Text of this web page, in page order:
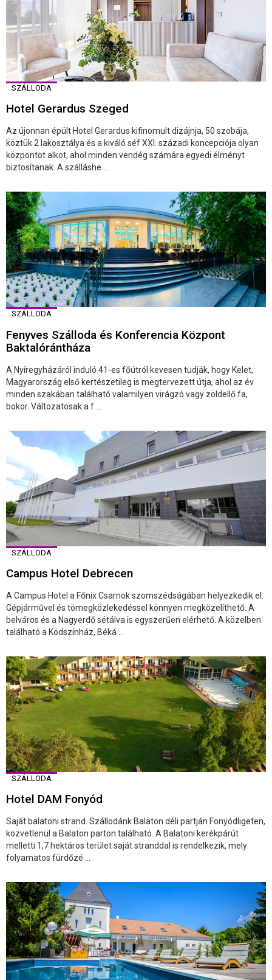
SZÁLLODA
Hotel Gerardus Szeged
Az újonnan épült Hotel Gerardus kifinomult dizájnja, 50 szobája,
köztük 2 lakosztálya és a kiváló séf XXI. századi koncepciója olyan
központot alkot, ahol minden vendég számára egyedi élményt
biztosítanak. A szálláshe ...
SZÁLLODA
Fenyves Szálloda és Konferencia Központ
Baktalórántháza
A Nyíregyházáról induló 41-es főútról kevesen tudják, hogy Kelet,
Magyarország első kertészetileg is megtervezett útja, ahol az év
minden szakában található valamilyen virágzó vagy zöldellő fa,
bokor. Változatosak a f ...
SZÁLLODA
Campus Hotel Debrecen
A Campus Hotel a Főnix Csarnok szomszédságában helyezkedik el.
Gépjárművel és tömegközlekedéssel könnyen megközelíthető. A
belváros és a Nagyerdő sétálva is egyszerűen elérhető. A közelben
található a Ködszínház, Béká ...
SZÁLLODA
Hotel DAM Fonyód
Saját balatoni strand. Szállodánk Balaton déli partján Fonyódligeten,
közvetlenül a Balaton parton található. A Balatoni kerékpárút
melletti 1,7 hektáros terület saját stranddal is rendelkezik, mely
folyamatos fürdőzé ...